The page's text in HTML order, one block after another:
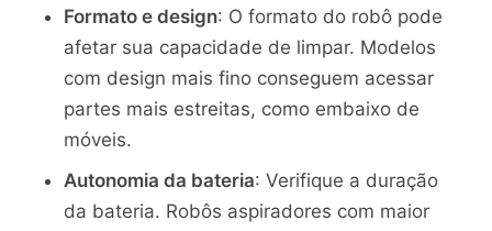
Formato e design: O formato do robô pode
afetar sua capacidade de limpar. Modelos
com design mais fino conseguem acessar
partes mais estreitas, como embaixo de
móveis.
Autonomia da bateria: Verifique a duração
da bateria. Robôs aspiradores com maior